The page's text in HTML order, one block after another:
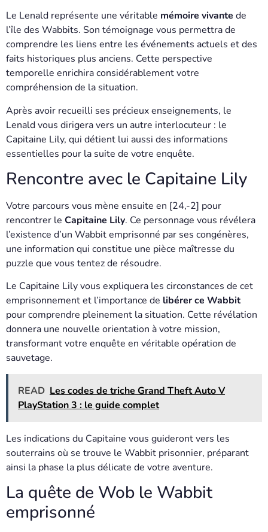
Le Lenald représente une véritable mémoire vivante de
l’île des Wabbits. Son témoignage vous permettra de
comprendre les liens entre les événements actuels et des
faits historiques plus anciens. Cette perspective
temporelle enrichira considérablement votre
compréhension de la situation.
Après avoir recueilli ses précieux enseignements, le
Lenald vous dirigera vers un autre interlocuteur : le
Capitaine Lily, qui détient lui aussi des informations
essentielles pour la suite de votre enquête.
Rencontre avec le Capitaine Lily
Votre parcours vous mène ensuite en [24,-2] pour
rencontrer le Capitaine Lily. Ce personnage vous révélera
l’existence d’un Wabbit emprisonné par ses congénères,
une information qui constitue une pièce maîtresse du
puzzle que vous tentez de résoudre.
Le Capitaine Lily vous expliquera les circonstances de cet
emprisonnement et l’importance de libérer ce Wabbit
pour comprendre pleinement la situation. Cette révélation
donnera une nouvelle orientation à votre mission,
transformant votre enquête en véritable opération de
sauvetage.
READ Les codes de triche Grand Theft Auto V
PlayStation 3 : le guide complet
Les indications du Capitaine vous guideront vers les
souterrains où se trouve le Wabbit prisonnier, préparant
ainsi la phase la plus délicate de votre aventure.
La quête de Wob le Wabbit
emprisonné